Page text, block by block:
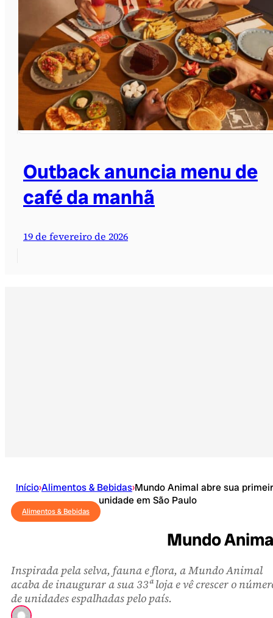
Outback anuncia menu de
café da manhã
19 de fevereiro de 2026
Início›Alimentos & Bebidas›Mundo Animal abre sua
unidade em São Paulo
Alimentos & Bebidas
Mundo
Inspirada pela selva, fauna e flora, a Mundo Animal
acaba de inaugurar a sua 33ª loja e vê crescer o
de unidades espalhadas pelo país.